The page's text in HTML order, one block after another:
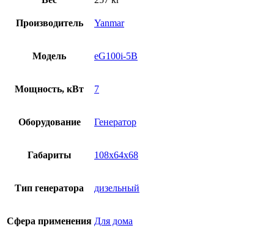
Производитель Yanmar
Модель eG100i-5B
Мощность, кВт 7
Оборудование Генератор
Габариты 108x64x68
Тип генератора дизельный
Сфера применения Для дома